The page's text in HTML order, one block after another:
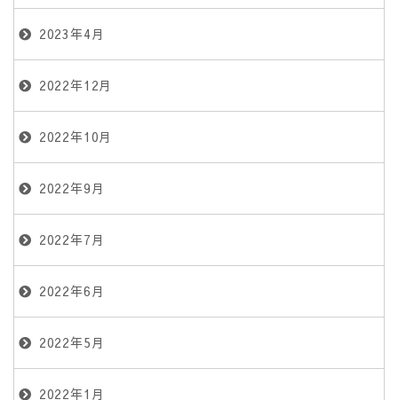
2023年4月
2022年12月
2022年10月
2022年9月
2022年7月
2022年6月
2022年5月
2022年1月